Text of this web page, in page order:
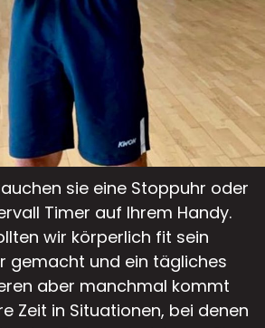
sie eine Stoppuhr oder
Timer auf Ihrem Handy.
wir körperlich fit sein
gemacht und ein tägliches
aber manchmal kommt
Zeit in Situationen, bei denen